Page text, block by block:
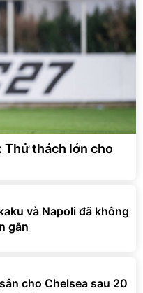
Thử thách lớn cho
và Napoli đã không
gắn
cho Chelsea sau 20